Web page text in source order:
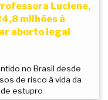
Luciene,
milhões à
aborto legal
no Brasil desde
de risco à vida da
estupro